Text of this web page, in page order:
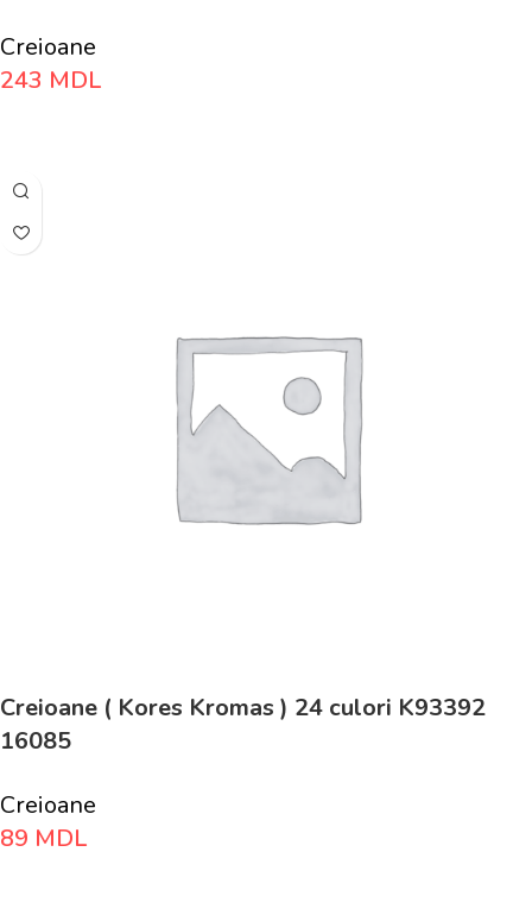
Creioane
243 MDL
Creioane ( Kores Kromas ) 24 culori K93392
16085
Creioane
89 MDL